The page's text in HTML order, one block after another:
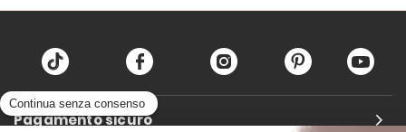
Pagamento sicuro